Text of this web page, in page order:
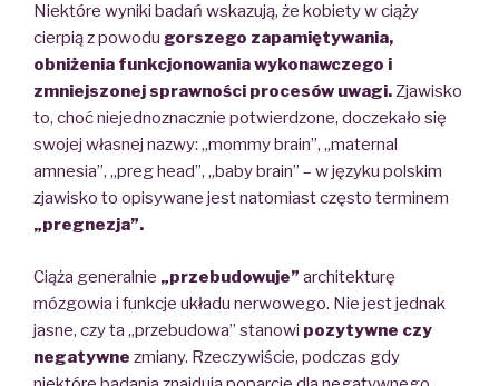
Niektóre wyniki badań wskazują, że kobiety w ciąży
cierpią z powodu gorszego zapamiętywania,
obniżenia funkcjonowania wykonawczego i
zmniejszonej sprawności procesów uwagi.Zjawisko
to, choć niejednoznacznie potwierdzone, doczekało się
swojej własnej nazwy: „mommy brain”, „maternal
amnesia”, „preg head”, „baby brain” – w języku polskim
zjawisko to opisywane jest natomiast często terminem
„pregnezja”.
Ciąża generalnie „przebudowuje” architekturę
mózgowia i funkcje układu nerwowego. Nie jest jednak
jasne, czy ta „przebudowa” stanowi pozytywne czy
negatywne zmiany. Rzeczywiście, podczas gdy